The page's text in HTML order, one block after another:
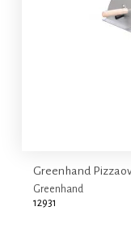
Greenhand
Greenhand
12931